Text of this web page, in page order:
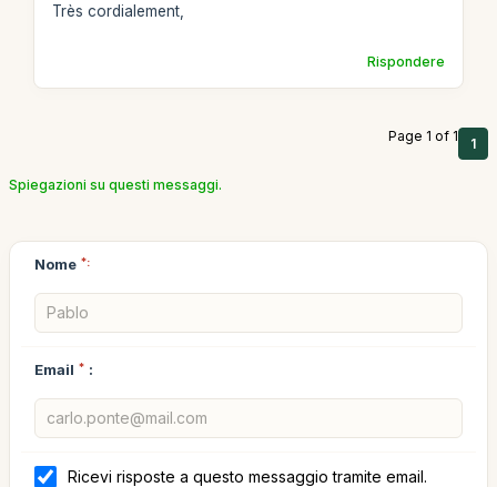
Très cordialement,
Rispondere
Page 1 of 1 1
Spiegazioni su questi messaggi.
Nome *:
Email * :
Ricevi risposte a questo messaggio tramite email.